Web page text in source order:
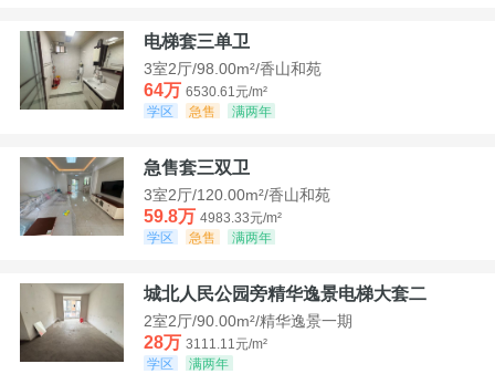
电梯套三单卫
3室2厅/98.00m²/香山和苑
64万 6530.61元/m²
学区
急售 满两年
急售套三双卫
3室2厅/120.00m²/香山和苑
59.8万 4983.33元/m²
学区
急售 满两年
城北人民公园旁精华逸景电梯大套二
2室2厅/90.00m²/精华逸景一期
28万 3111.11元/m²
学区
满两年